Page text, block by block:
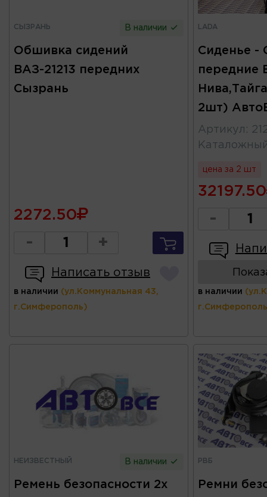
СЫЗРАНЬ В наличии
Обшивка сидений
ВАЗ-21213 передних
Сызрань
2272.50
- +
Написать отзыв
в наличии (ул.Коммунальная 43,
г.Симферополь)
LADA
Сиденье -
передние
2шт)
Артикул :
цена за 2 шт
32197.50
-
в наличии
НЕИЗВЕСТНЫЙ В наличии
Ремень безопасности 2х
РВБ
Ремни